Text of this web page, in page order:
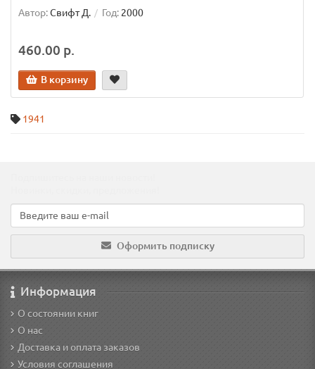
Автор:Свифт Д. Год: 2000
460.00 р.
В корзину
1941
Оформить подписку
Информация
О состоянии книг
О нас
Доставка и оплата заказов
Условия соглашения